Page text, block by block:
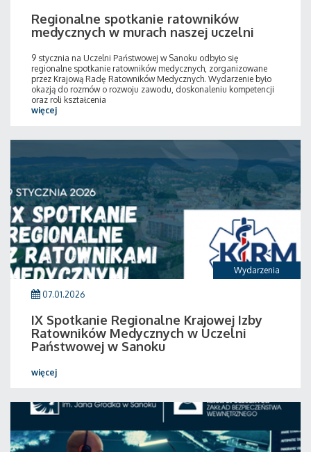
Regionalne spotkanie ratowników
medycznych w murach naszej uczelni
9 stycznia na Uczelni Państwowej w Sanoku odbyło się
regionalne spotkanie ratowników medycznych, zorganizowane
przez Krajową Radę Ratowników Medycznych. Wydarzenie było
okazją do rozmów o rozwoju zawodu, doskonaleniu kompetencji
oraz roli kształcenia
więcej
Wydarzenia
07.01.2026
IX Spotkanie Regionalne Krajowej Izby
Ratowników Medycznych w Uczelni
Państwowej w Sanoku
więcej